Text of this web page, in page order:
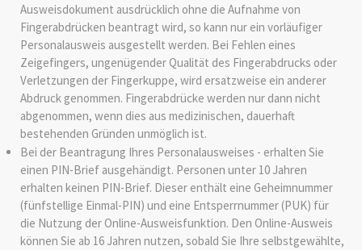
Ausweisdokument ausdrücklich ohne die Aufnahme von
Fingerabdrücken beantragt wird, so kann nur ein vorläufiger
Personalausweis ausgestellt werden. Bei Fehlen eines
Zeigefingers, ungenügender Qualität des Fingerabdrucks oder
Verletzungen der Fingerkuppe, wird ersatzweise ein anderer
Abdruck genommen. Fingerabdrücke werden nur dann nicht
abgenommen, wenn dies aus medizinischen, dauerhaft
bestehenden Gründen unmöglich ist.
Bei der Beantragung Ihres Personalausweises - erhalten Sie
einen PIN-Brief ausgehändigt. Personen unter 10 Jahren
erhalten keinen PIN-Brief. Dieser enthält eine Geheimnummer
(fünfstellige Einmal-PIN) und eine Entsperrnummer (PUK) für
die Nutzung der Online-Ausweisfunktion. Den Online-Ausweis
können Sie ab 16 Jahren nutzen, sobald Sie Ihre selbstgewählte,